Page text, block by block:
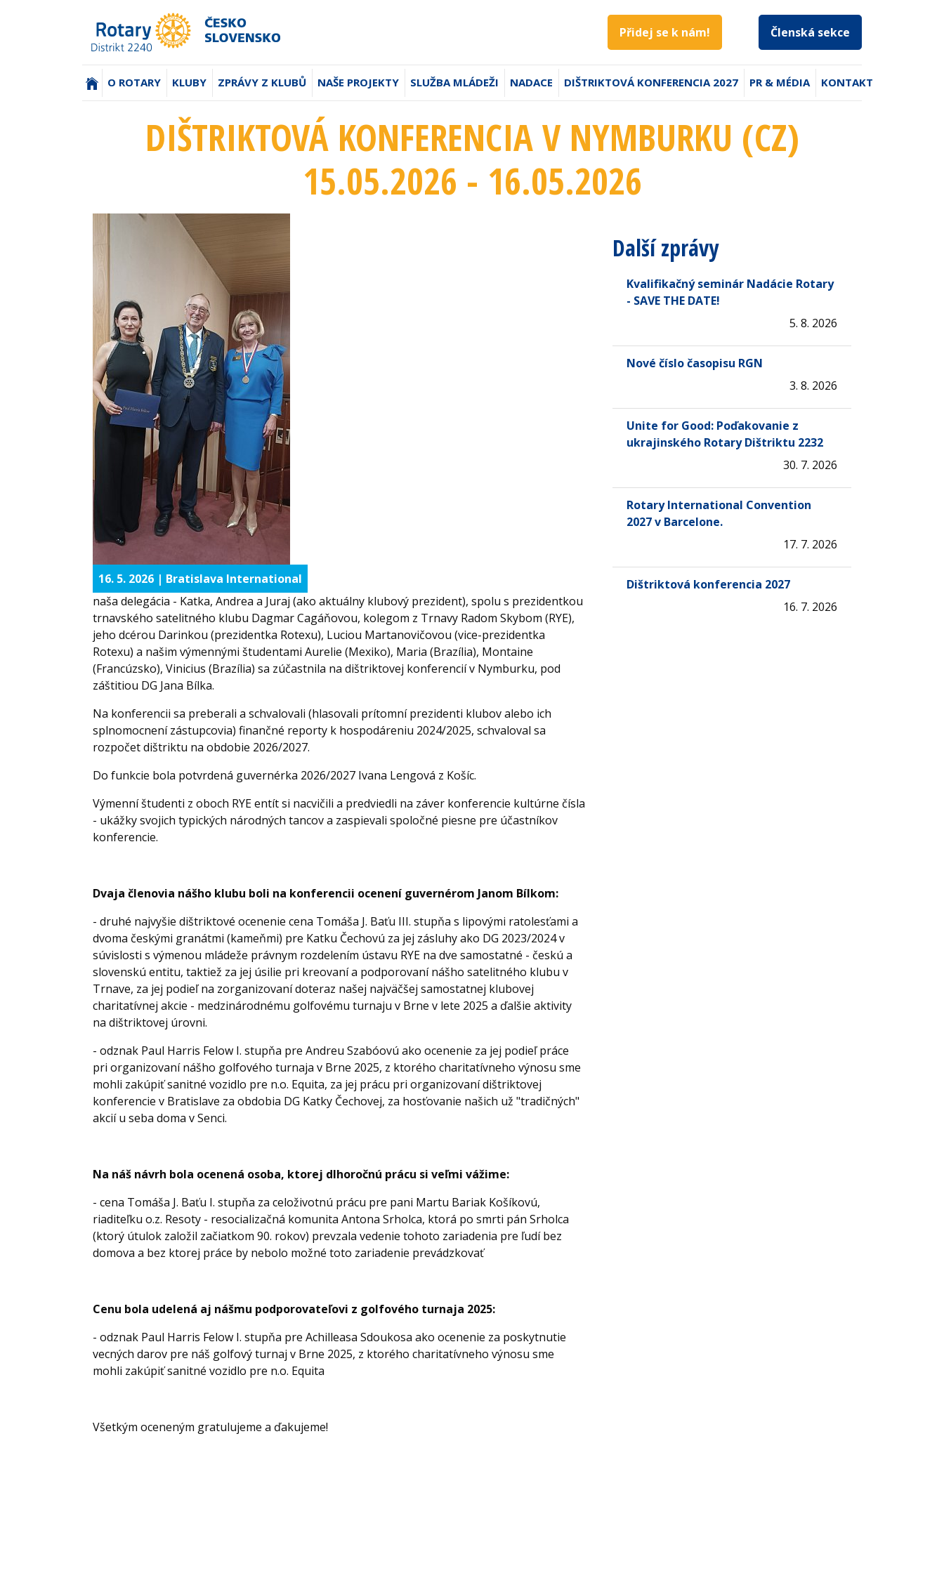
Přidej se k nám! Členská sekce
(AKTUÁLNÍ)
O ROTARY KLUBY ZPRÁVY Z KLUBŮ NAŠE PROJEKTY SLUŽBA MLÁDEŽI NADACE DIŠTRIKTOVÁ KONFERENCIA 2027 PR & MÉDIA KONTAKT
DIŠTRIKTOVÁ KONFERENCIA V NYMBURKU (CZ)
15.05.2026 - 16.05.2026
16. 5. 2026 | Bratislava International
naša delegácia - Katka, Andrea a Juraj (ako aktuálny klubový prezident), spolu s prezidentkou
trnavského satelitného klubu Dagmar Cagáňovou, kolegom z Trnavy Radom Skybom (RYE),
jeho dcérou Darinkou (prezidentka Rotexu), Luciou Martanovičovou (vice-prezidentka
Rotexu) a našim výmennými študentami Aurelie (Mexiko), Maria (Brazília), Montaine
(Francúzsko), Vinicius (Brazília) sa zúčastnila na dištriktovej konferencií v Nymburku, pod
záštitiou DG Jana Bílka.
Na konferencii sa preberali a schvalovali (hlasovali prítomní prezidenti klubov alebo ich
splnomocnení zástupcovia) finančné reporty k hospodáreniu 2024/2025, schvaloval sa
rozpočet dištriktu na obdobie 2026/2027.
Do funkcie bola potvrdená guvernérka 2026/2027 Ivana Lengová z Košíc.
Výmenní študenti z oboch RYE entít si nacvičili a predviedli na záver konferencie kultúrne čísla
- ukážky svojich typických národných tancov a zaspievali spoločné piesne pre účastníkov
konferencie.
Dvaja členovia nášho klubu boli na konferencii ocenení guvernérom Janom Bílkom:
- druhé najvyšie dištriktové ocenenie cena Tomáša J. Baťu III. stupňa s lipovými ratolesťami a
dvoma českými granátmi (kameňmi) pre Katku Čechovú za jej zásluhy ako DG 2023/2024 v
súvislosti s výmenou mládeže právnym rozdelením ústavu RYE na dve samostatné - českú a
slovenskú entitu, taktiež za jej úsilie pri kreovaní a podporovaní nášho satelitného klubu v
Trnave, za jej podieľ na zorganizovaní doteraz našej najväčšej samostatnej klubovej
charitatívnej akcie - medzinárodnému golfovému turnaju v Brne v lete 2025 a ďalšie aktivity
na dištriktovej úrovni.
- odznak Paul Harris Felow I. stupňa pre Andreu Szabóovú ako ocenenie za jej podieľ práce
pri organizovaní nášho golfového turnaja v Brne 2025, z ktorého charitatívneho výnosu sme
mohli zakúpiť sanitné vozidlo pre n.o. Equita, za jej prácu pri organizovaní dištriktovej
konferencie v Bratislave za obdobia DG Katky Čechovej, za hosťovanie našich už "tradičných"
akcií u seba doma v Senci.
Na náš návrh bola ocenená osoba, ktorej dlhoročnú prácu si veľmi vážime:
- cena Tomáša J. Baťu I. stupňa za celoživotnú prácu pre pani Martu Bariak Košíkovú,
riaditeľku o.z. Resoty - resocializačná komunita Antona Srholca, ktorá po smrti pán Srholca
(ktorý útulok založil začiatkom 90. rokov) prevzala vedenie tohoto zariadenia pre ľudí bez
domova a bez ktorej práce by nebolo možné toto zariadenie prevádzkovať
Cenu bola udelená aj nášmu podporovateľovi z golfového turnaja 2025:
- odznak Paul Harris Felow I. stupňa pre Achilleasa Sdoukosa ako ocenenie za poskytnutie
vecných darov pre náš golfový turnaj v Brne 2025, z ktorého charitatívneho výnosu sme
mohli zakúpiť sanitné vozidlo pre n.o. Equita
Všetkým oceneným gratulujeme a ďakujeme!
Další zprávy
Kvalifikačný seminár Nadácie Rotary
- SAVE THE DATE!
5. 8. 2026
Nové číslo časopisu RGN
3. 8. 2026
Unite for Good: Poďakovanie z
ukrajinského Rotary Dištriktu 2232
30. 7. 2026
Rotary International Convention
2027 v Barcelone.
17. 7. 2026
Dištriktová konferencia 2027
16. 7. 2026